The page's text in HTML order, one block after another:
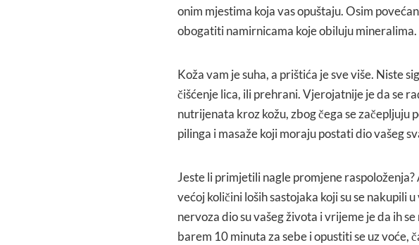
onim mjestima koja vas opuštaju. Osim
obogatiti namirnicama koje obiluju mineralima.
Koža vam je suha, a prištića je sve više. Niste
čišćenje lica, ili prehrani. Vjerojatnije je da se
nutrijenata kroz kožu, zbog čega se začepljuju
pilinga i masaže koji moraju postati dio vašeg
Jeste li primjetili nagle promjene
većoj količini loših sastojaka koji su se nakupili
nervoza dio su vašeg života i vrijeme je da ih
barem 10 minuta za sebe i opustiti se uz voće,